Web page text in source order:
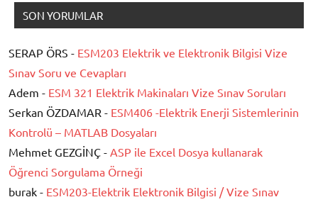
SON YORUMLAR
SERAP ÖRS - ESM203 Elektrik ve Elektronik Bilgisi Vize
Sınav Soru ve Cevapları
Adem - ESM 321 Elektrik Makinaları Vize Sınav Soruları
Serkan ÖZDAMAR - ESM406 -Elektrik Enerji Sistemlerinin
Kontrolü – MATLAB Dosyaları
Mehmet GEZGİNÇ - ASP ile Excel Dosya kullanarak
Öğrenci Sorgulama Örneği
burak - ESM203-Elektrik Elektronik Bilgisi / Vize Sınav